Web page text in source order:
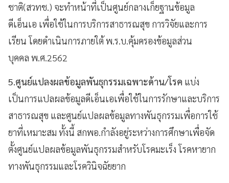
ชาติ(สวทช.) จะทำหน้าที่เป็นศูนย์กลางเก็ยฐานข้อมูล
ดีเอ็นเอ เพื่อใช้ในการบริการสาธารณสุข การวิจัยและการ
เรียน โดยดำเนินการภายใต้ พ.ร.บ.คุ้มครองข้อมูลส่วน
บุคคล พ.ศ.2562
5.ศูนย์แปลงผลข้อมูลพันธุกรรมเฉพาะด้าน/โรค แบ่ง
เป็นการแปลผลข้อมูลดีเอ็นเอเพื่อใช้ในการรักษาและบริการ
สาธารณสุข และศูนย์แปลผลข้อมูลทางพันธุกรรมเพื่อการใช้
ยาที่เหมาะสม ทั้งนี้ สกพอ.กำลังอยู่ระหว่างการศึกษาเพื่อจัด
ตั้งศูนย์แปลผลข้อมูลพันธุกรรมสำหรับโรคมะเร็ง โรคหายาก
ทางพันธุกรรมและโรควินิจฉัยยาก